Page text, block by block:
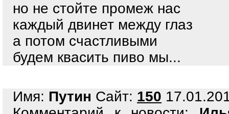
но не стойте промеж нас
каждый двинет между глаз
а потом счастливыми
будем квасить пиво мы...
Имя: Путин Сайт: 150